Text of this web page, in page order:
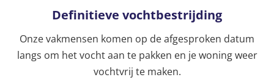
Definitieve vochtbestrijding
Onze vakmensen komen op de afgesproken datum
langs om het vocht aan te pakken en je woning weer
vochtvrij te maken.